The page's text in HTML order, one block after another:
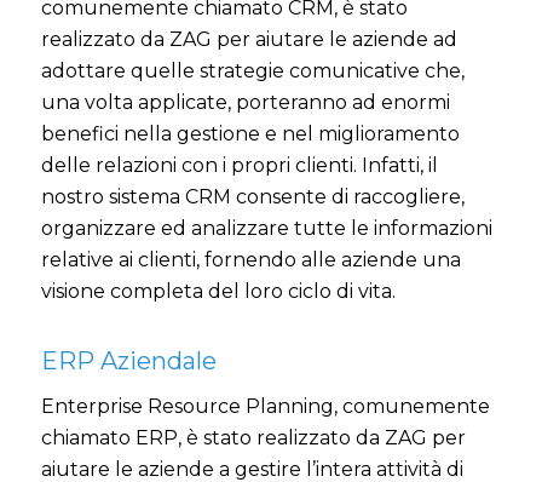
comunemente chiamato CRM, è stato
realizzato da ZAG per aiutare le aziende ad
adottare quelle strategie comunicative che,
una volta applicate, porteranno ad enormi
benefici nella gestione e nel miglioramento
delle relazioni con i propri clienti. Infatti, il
nostro sistema CRM consente di raccogliere,
organizzare ed analizzare tutte le informazioni
relative ai clienti, fornendo alle aziende una
visione completa del loro ciclo di vita.
ERP Aziendale
Enterprise Resource Planning, comunemente
chiamato ERP, è stato realizzato da ZAG per
aiutare le aziende a gestire l’intera attività di